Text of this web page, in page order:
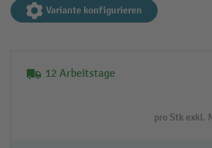
Variante konfigurieren
12 Arbeitstage
pro Stk exkl.